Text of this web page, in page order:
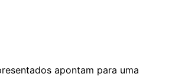
apontam para uma